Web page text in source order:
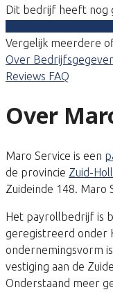
Dit bedrijf heeft nog
Vergelijk meerdere
Over
Reviews FAQ
Over
Maro Service is een
de provincie Zuid-
Zuideinde 148. Maro
Het payrollbedrijf is
geregistreerd onder
ondernemingsvorm
vestiging aan de
Onderstaand meer